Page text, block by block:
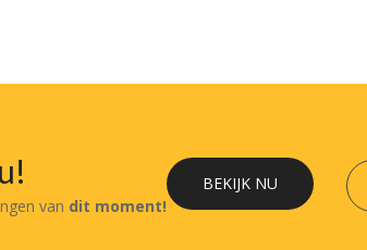
van dit moment!
BEKIJK NU